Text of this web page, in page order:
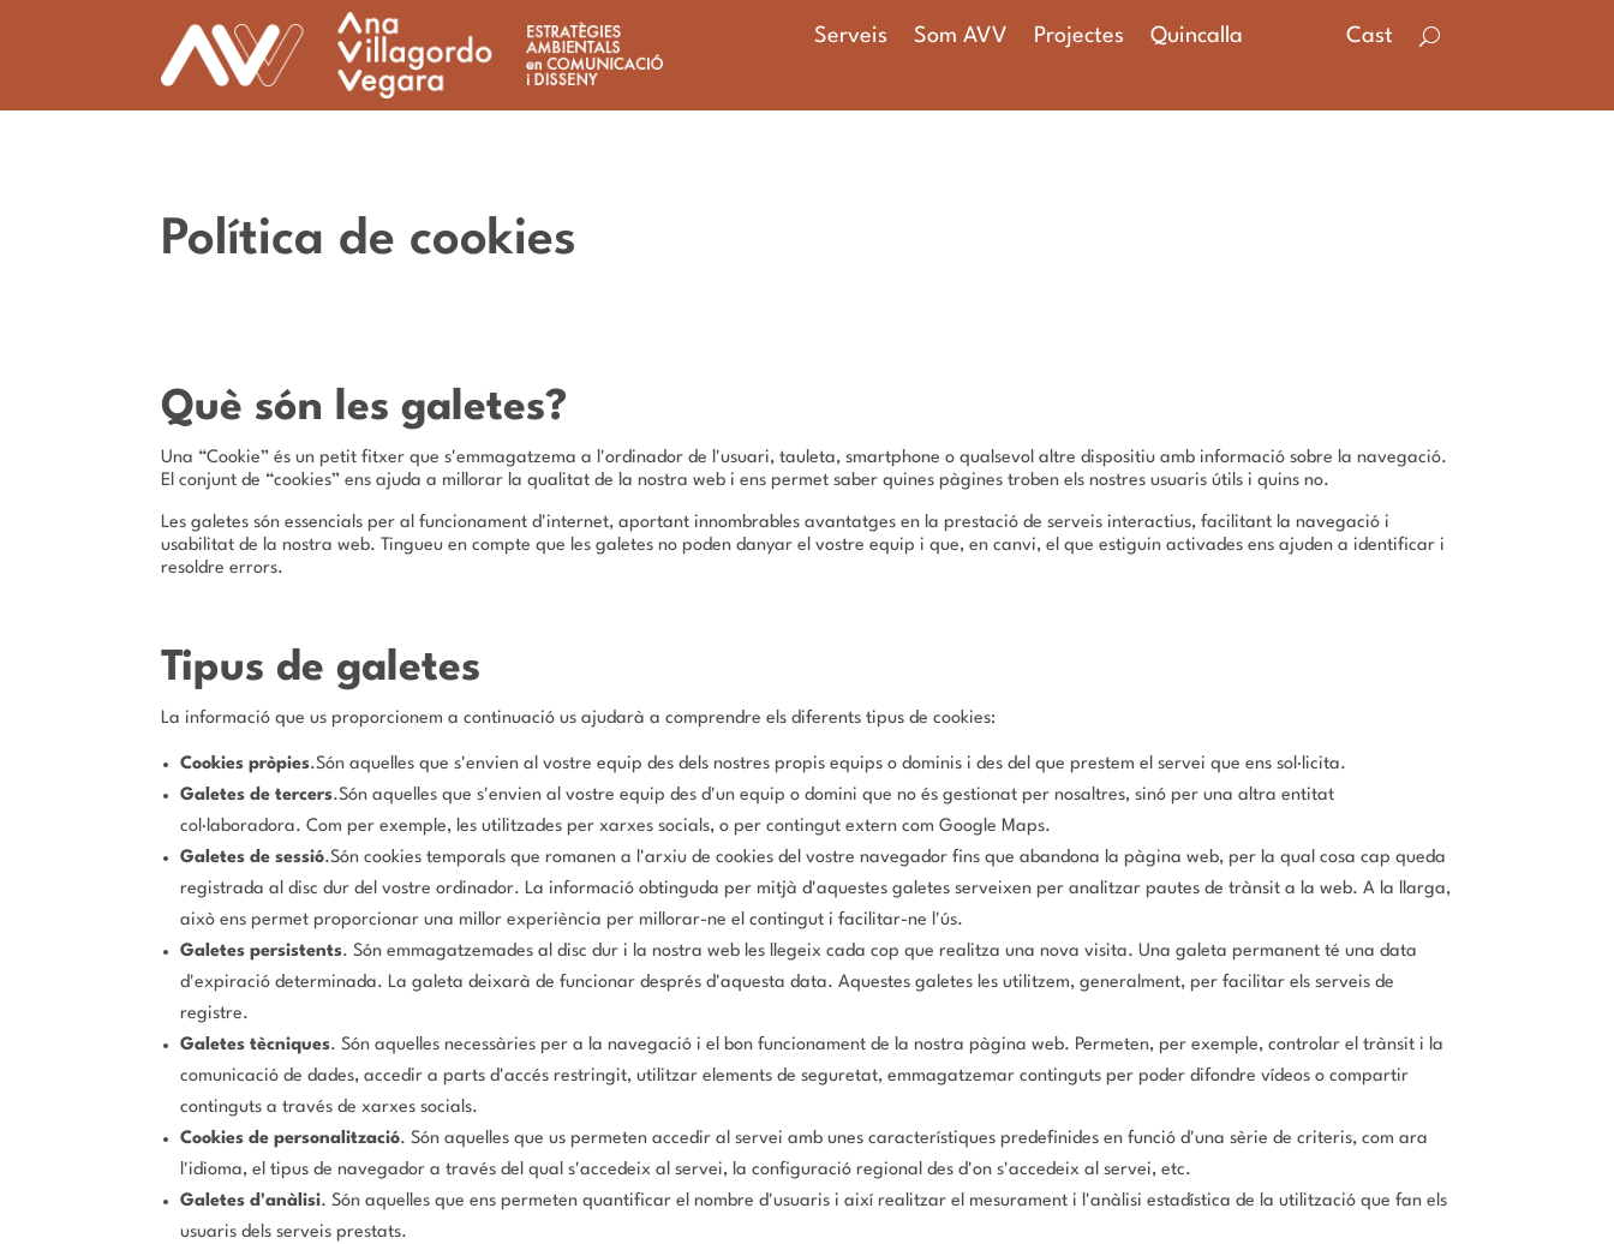
Serveis Som AVV Projectes Quincalla Cast
Política de cookies
Què són les galetes?
Una “Cookie” és un petit fitxer que s'emmagatzema a l'ordinador de l'usuari, tauleta, smartphone o qualsevol altre dispositiu amb informació sobre la navegació.
El conjunt de “cookies” ens ajuda a millorar la qualitat de la nostra web i ens permet saber quines pàgines troben els nostres usuaris útils i quins no.
Les galetes són essencials per al funcionament d'internet, aportant innombrables avantatges en la prestació de serveis interactius, facilitant la navegació i
usabilitat de la nostra web. Tingueu en compte que les galetes no poden danyar el vostre equip i que, en canvi, el que estiguin activades ens ajuden a identificar i
resoldre errors.
Tipus de galetes
La informació que us proporcionem a continuació us ajudarà a comprendre els diferents tipus de cookies:
Cookies pròpies.Són aquelles que s'envien al vostre equip des dels nostres propis equips o dominis i des del que prestem el servei que ens sol·licita.
Galetes de tercers.Són aquelles que s'envien al vostre equip des d'un equip o domini que no és gestionat per nosaltres, sinó per una altra entitat
col·laboradora. Com per exemple, les utilitzades per xarxes socials, o per contingut extern com Google Maps.
Galetes de sessió.Són cookies temporals que romanen a l'arxiu de cookies del vostre navegador fins que abandona la pàgina web, per la qual cosa cap queda
registrada al disc dur del vostre ordinador. La informació obtinguda per mitjà d'aquestes galetes serveixen per analitzar pautes de trànsit a la web. A la llarga,
això ens permet proporcionar una millor experiència per millorar-ne el contingut i facilitar-ne l'ús.
Galetes persistents. Són emmagatzemades al disc dur i la nostra web les llegeix cada cop que realitza una nova visita. Una galeta permanent té una data
d'expiració determinada. La galeta deixarà de funcionar després d'aquesta data. Aquestes galetes les utilitzem, generalment, per facilitar els serveis de
registre.
Galetes tècniques. Són aquelles necessàries per a la navegació i el bon funcionament de la nostra pàgina web. Permeten, per exemple, controlar el trànsit i la
comunicació de dades, accedir a parts d'accés restringit, utilitzar elements de seguretat, emmagatzemar continguts per poder difondre vídeos o compartir
continguts a través de xarxes socials.
Cookies de personalització. Són aquelles que us permeten accedir al servei amb unes característiques predefinides en funció d'una sèrie de criteris, com ara
l'idioma, el tipus de navegador a través del qual s'accedeix al servei, la configuració regional des d'on s'accedeix al servei, etc.
Galetes d'anàlisi. Són aquelles que ens permeten quantificar el nombre d'usuaris i així realitzar el mesurament i l'anàlisi estadística de la utilització que fan els
usuaris dels serveis prestats.